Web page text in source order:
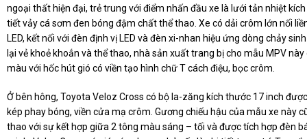
ngoại thất hiện đại, trẻ trung với điểm nhấn đầu xe là lưới tản nhiệt
tiết vảy cá sơm đen bóng đậm chất thể thao. Xe có dải crôm lớn nối
LED, kết nối với đèn định vị LED và đèn xi-nhan hiệu ứng dòng chảy
lại vẻ khoẻ khoắn và thể thao, nhà sản xuất trang bị cho mẫu MPV
màu với hốc hút gió có viền tạo hình chữ T cách điệu, bọc crôm.
Ở bên hông, Toyota Veloz Cross có bộ la-zăng kích thước 17 inch
kép phay bóng, viền cửa mạ crôm. Gương chiếu hậu của mẫu xe này
thao với sự kết hợp giữa 2 tông màu sáng – tối và được tích hợp đèn